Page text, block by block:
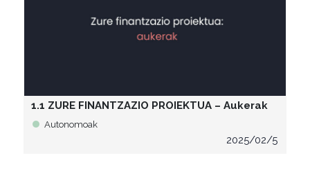
1.1 ZURE FINANTZAZIO PROIEKTUA – Aukerak
Autonomoak
2025/02/5